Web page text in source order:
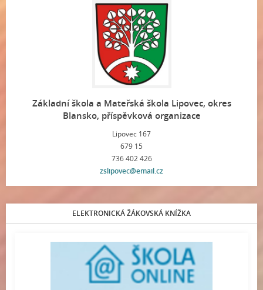
Základní škola a Mateřská škola Lipovec, okres
Blansko, příspěvková organizace
Lipovec 167
679 15
736 402 426
zslipovec@email.cz
ELEKTRONICKÁ ŽÁKOVSKÁ KNÍŽKA